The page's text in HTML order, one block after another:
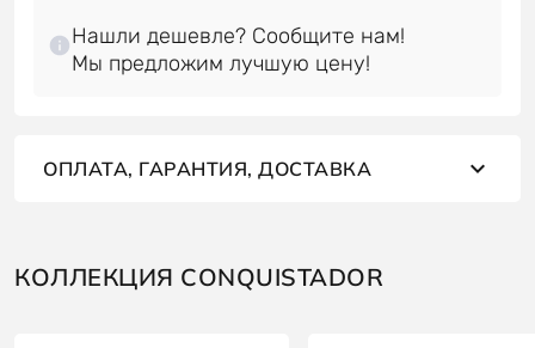
Нашли дешевле? Сообщите нам!
ОПЛАТА, ГАРАНТИЯ, ДОСТАВКА
КОЛЛЕКЦИЯ CONQUISTADOR